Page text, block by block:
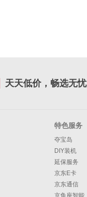
天天低价，畅选无忧
特色服务
夺宝岛
DIY装机
延保服务
京东E卡
京东通信
京鱼座智能